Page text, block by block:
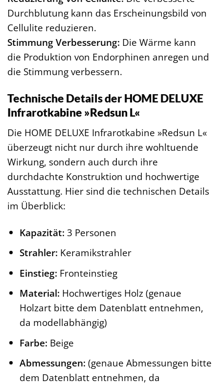
Durchblutung kann das Erscheinungsbild von
Cellulite reduzieren.
Stimmung Verbesserung: Die Wärme kann
die Produktion von Endorphinen anregen und
die Stimmung verbessern.
Technische Details der HOME DELUXE
Infrarotkabine »Redsun L«
Die HOME DELUXE Infrarotkabine »Redsun L«
überzeugt nicht nur durch ihre wohltuende
Wirkung, sondern auch durch ihre
durchdachte Konstruktion und hochwertige
Ausstattung. Hier sind die technischen Details
im Überblick:
Kapazität: 3 Personen
Strahler: Keramikstrahler
Einstieg: Fronteinstieg
Material: Hochwertiges Holz (genaue
Holzart bitte dem Datenblatt entnehmen,
da modellabhängig)
Farbe: Beige
Abmessungen: (genaue Abmessungen bitte
dem Datenblatt entnehmen, da